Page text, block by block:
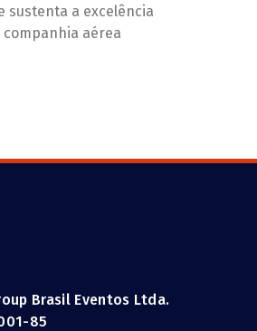
sustenta a excelência
aérea
Brasil Eventos Ltda.
85